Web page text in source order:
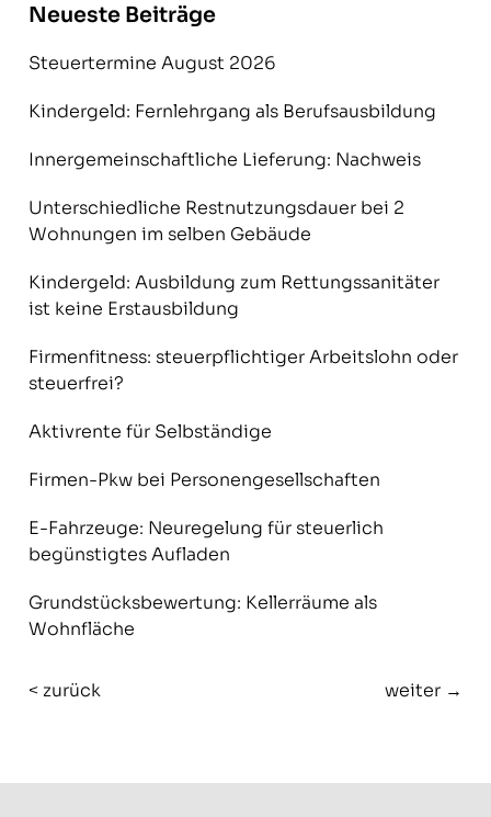
Neueste Beiträge
Steuertermine August 2026
Kindergeld: Fernlehrgang als Berufsausbildung
Innergemeinschaftliche Lieferung: Nachweis
Unterschiedliche Restnutzungsdauer bei 2
Wohnungen im selben Gebäude
Kindergeld: Ausbildung zum Rettungssanitäter
ist keine Erstausbildung
Firmenfitness: steuerpflichtiger Arbeitslohn oder
steuerfrei?
Aktivrente für Selbständige
Firmen-Pkw bei Personengesellschaften
E-Fahrzeuge: Neuregelung für steuerlich
begünstigtes Aufladen
Grundstücksbewertung: Kellerräume als
Wohnfläche
< zurück weiter →